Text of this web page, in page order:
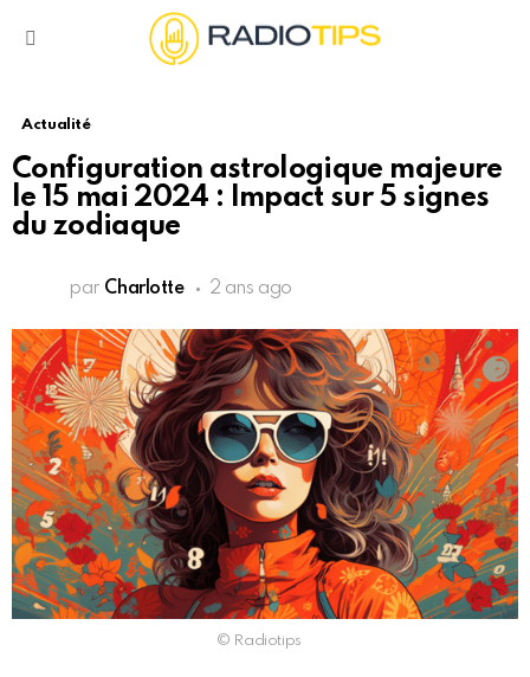
Actualité
Configuration astrologique majeure
le 15 mai 2024 : Impact sur 5 signes
du zodiaque
par Charlotte 2 ans ago
© Radiotips